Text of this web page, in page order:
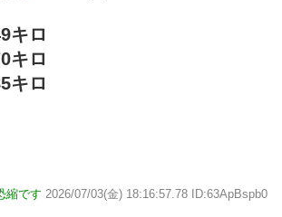
キロ
キロ
キロ
縮です 2026/07/03(金) 18:16:57.78 ID:63ApBspb0